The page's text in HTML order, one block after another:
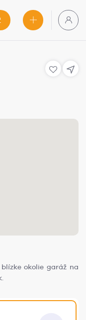
okolie garáž na